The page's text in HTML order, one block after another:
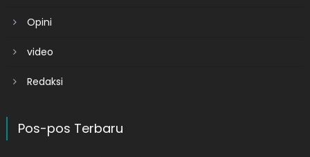
Opini
video
Redaksi
Pos-pos Terbaru